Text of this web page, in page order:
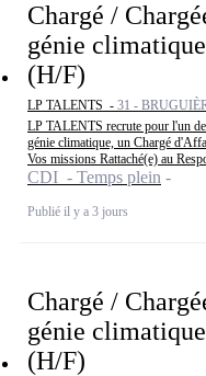
Chargé /
génie
(H/F)
LP TALENTS - 31 -
LP TALENTS recrute pour l'un
génie climatique, un Chargé
Vos missions Rattaché(e) au
CDI - Temps plein
Publié il y a 3 jours
Chargé /
génie
(H/F)